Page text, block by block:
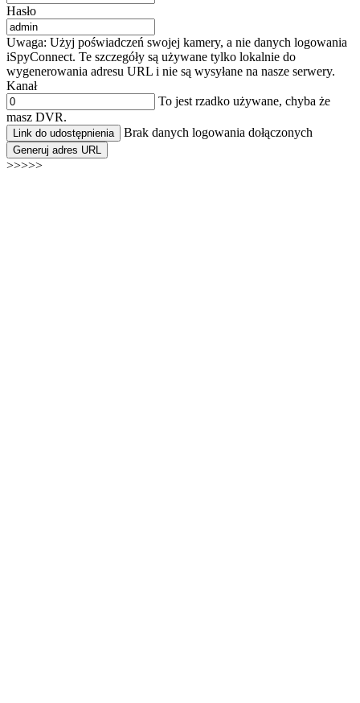
Hasło
Uwaga: Użyj poświadczeń swojej kamery, a nie danych logowania
iSpyConnect. Te szczegóły są używane tylko lokalnie do
wygenerowania adresu URL i nie są wysyłane na nasze serwery.
Kanał
To jest rzadko używane, chyba że
masz DVR.
Link do udostępnienia Brak danych logowania dołączonych
Generuj adres URL
>>>>>